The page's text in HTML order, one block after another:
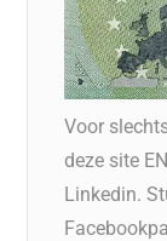
Voor
deze site
Linkedin.